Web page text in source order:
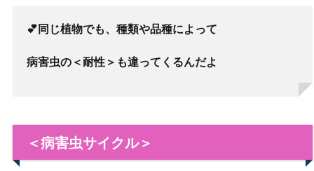
💕同じ植物でも、種類や品種によって
病害虫の＜耐性＞も違ってくるんだよ
＜病害虫サイクル＞